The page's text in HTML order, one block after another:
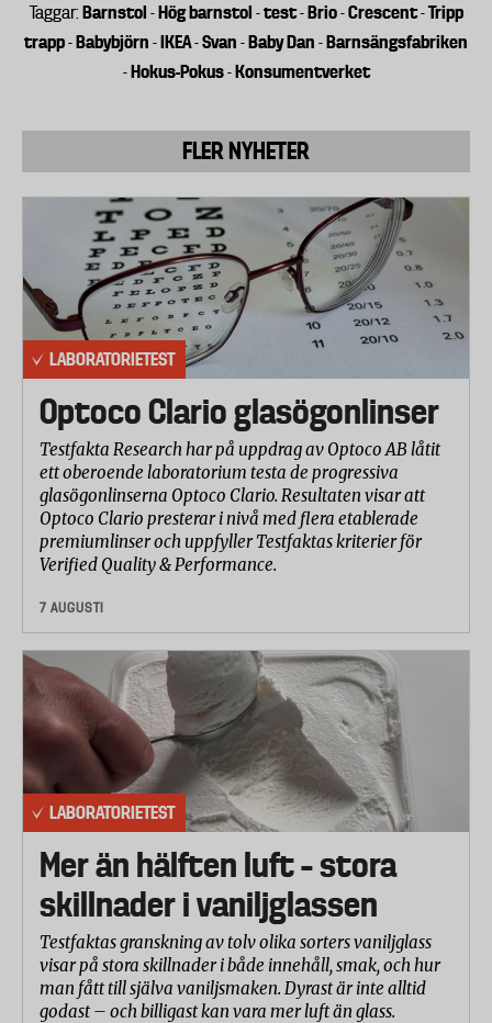
Lösa små delar
Farliga öppningar
Klämrisk
Stabilitet
Magstöd
Kompletterande test - stabilitet
I standarden testas endast om stolarna är tillräckligt
stabila när barnet hänger över kanten. Men
eftersom många olyckor i Sverige orsakas av att
barnen skjuter ifrån med fötterna mot en bordskant
har Testfakta designat ett eget testmoment i
samarbete med laboratoriet.
Här placerades stolsbenen mot ett litet hinder som
motsvarar en mattkant. Därefter band man fast ett
snöre på baksidan av stolen i jämnhöjd med sitsen
newton som krävs för att tippa stolen mättes.
Kompletterande test – möjlighet att resa sig ur
stolen
I standarden ingår flera moment som syftar till att ta
reda på hur lätt det är för ett barn att resa sig (till
exempel benöppningarnas storlek, magstödet samt
om stolen har en medföljande sele eller inte).
Men Testfakta gav även laboratoriet uppdraget at
bedöma hur lätt det är att resa sig i stolen med hjälp
av en krockdocka – en verklighetstrogen modell av
ett barn.
Taggar: Barnstol -Hög barnstol -test-Brio-Crescent-Tripp
trapp-Babybjörn -IKEA-Svan -Baby Dan -Barnsängsfabriken
-Hokus-Pokus-Konsumentverket
FLER NYHETER
LABORATORIETEST
Optoco Clario glasögonlinser
Testfakta Research har på uppdrag av Optoco AB låtit
ett oberoende laboratorium testa de progressiva
glasögonlinserna Optoco Clario. Resultaten visar att
Optoco Clario presterar i nivå med flera etablerade
premiumlinser och uppfyller Testfaktas kriterier för
Verified Quality & Performance.
7 AUGUSTI
LABORATORIETEST
Mer än hälften luft – stora
skillnader i vaniljglassen
Testfaktas granskning av tolv olika sorters vaniljglass
visar på stora skillnader i både innehåll, smak, och hur
man fått till själva vaniljsmaken. Dyrast är inte alltid
godast – och billigast kan vara mer luft än glass.